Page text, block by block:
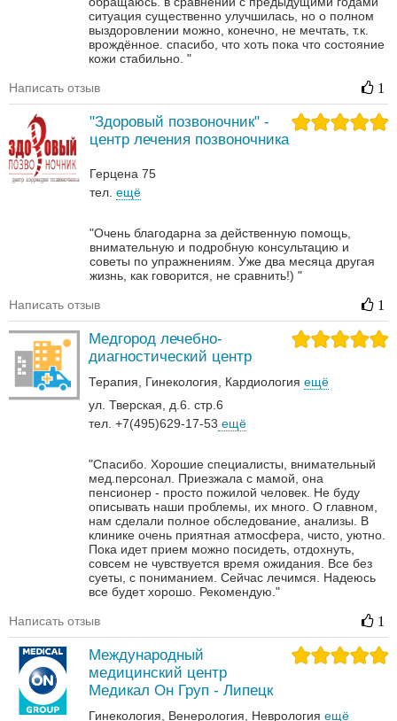
ситуация существенно улучшилась, но о полном
выздоровлении можно, конечно, не мечтать, т.к.
врождённое. спасибо, что хоть пока что состояние
кожи стабильно. "
Написать отзыв 1
"Здоровый позвоночник" -
центр лечения позвоночника
Герцена 75
тел.ещё
"Очень благодарна за действенную помощь,
внимательную и подробную консультацию и
советы по упражнениям. Уже два месяца другая
жизнь, как говорится, не сравнить!) "
Написать отзыв 1
Медгород лечебно-
диагностический центр
Терапия Гинекология Кардиология ещё
ул. Тверская, д.6. стр.6
тел. +7(495)629-17-53 ещё
"Спасибо. Хорошие специалисты, внимательный
мед.персонал. Приезжала с мамой, она
пенсионер - просто пожилой человек. Не буду
описывать наши проблемы, их много. О главном,
нам сделали полное обследование, анализы. В
клинике очень приятная атмосфера, чисто, уютно.
Пока идет прием можно посидеть, отдохнуть,
совсем не чувствуется время ожидания. Все без
суеты, с пониманием. Сейчас лечимся. Надеюсь
все будет хорошо. Рекомендую."
Написать отзыв 1
Международный
медицинский центр
Медикал Он Груп - Липецк
Гинекология Венерология‎ Неврология‎ ещё